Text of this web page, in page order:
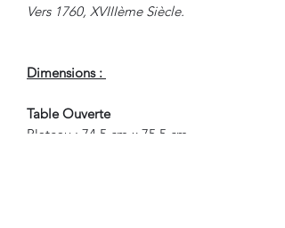
Vers 1760, XVIIIème Siècle.
Dimensions :
Table Ouverte
Plateau : 74.5 cm x 75.5 cm